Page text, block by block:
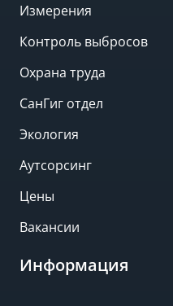
Измерения
Контроль выбросов
Охрана труда
СанГиг отдел
Экология
Аутсорсинг
Цены
Вакансии
Информация